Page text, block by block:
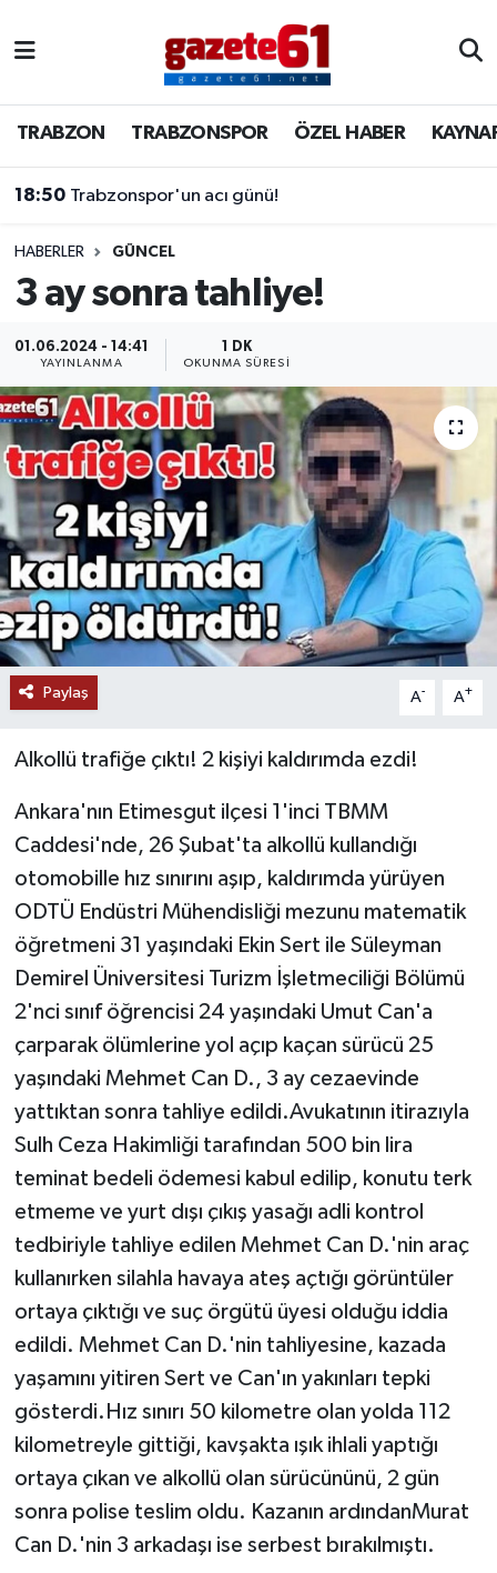
TRABZON TRABZONSPOR ÖZEL HABER
18:50 Trabzonspor'un acı günü!
HABERLER GÜNCEL
3 ay sonra tahliye!
01.06.2024 - 14:41
YAYINLANMA
1 DK
OKUNMA SÜRESI
Paylaş A- A+
Alkollü trafiğe çıktı! 2 kişiyi kaldırımda ezdi!
Ankara'nın Etimesgut ilçesi 1'inci TBMM
Caddesi'nde, 26 Şubat'ta alkollü kullandığı
otomobille hız sınırını aşıp, kaldırımda yürüyen
ODTÜ Endüstri Mühendisliği mezunu matematik
öğretmeni 31 yaşındaki Ekin Sert ile Süleyman
Demirel Üniversitesi Turizm İşletmeciliği Bölümü
2'nci sınıf öğrencisi 24 yaşındaki Umut Can'a
çarparak ölümlerine yol açıp kaçan sürücü 25
yaşındaki Mehmet Can D., 3 ay cezaevinde
yattıktan sonra tahliye edildi.Avukatının itirazıyla
Sulh Ceza Hakimliği tarafından 500 bin lira
teminat bedeli ödemesi kabul edilip, konutu terk
etmeme ve yurt dışı çıkış yasağı adli kontrol
tedbiriyle tahliye edilen Mehmet Can D.'nin araç
kullanırken silahla havaya ateş açtığı görüntüler
ortaya çıktığı ve suç örgütü üyesi olduğu iddia
edildi. Mehmet Can D.'nin tahliyesine, kazada
yaşamını yitiren Sert ve Can'ın yakınları tepki
gösterdi.Hız sınırı 50 kilometre olan yolda 112
kilometreyle gittiği, kavşakta ışık ihlali yaptığı
ortaya çıkan ve alkollü olan sürücününü, 2 gün
sonra polise teslim oldu. Kazanın ardındanMurat
Can D.'nin 3 arkadaşı ise serbest bırakılmıştı.
TRABZONSPOR
ÖZEL HABER
KAYNAR KAZAN
SİYASET
GÜNDEM
Trabzon Nöbetçi Eczaneler
Trabzon Hava Durumu
Trabzon Namaz Vakitleri
Trabzon Trafik Yoğunluk Haritası
Süper Lig Puan Durumu ve Fikstür
Tüm Manşetler
Son Dakika Haberleri
Haber Arşivi